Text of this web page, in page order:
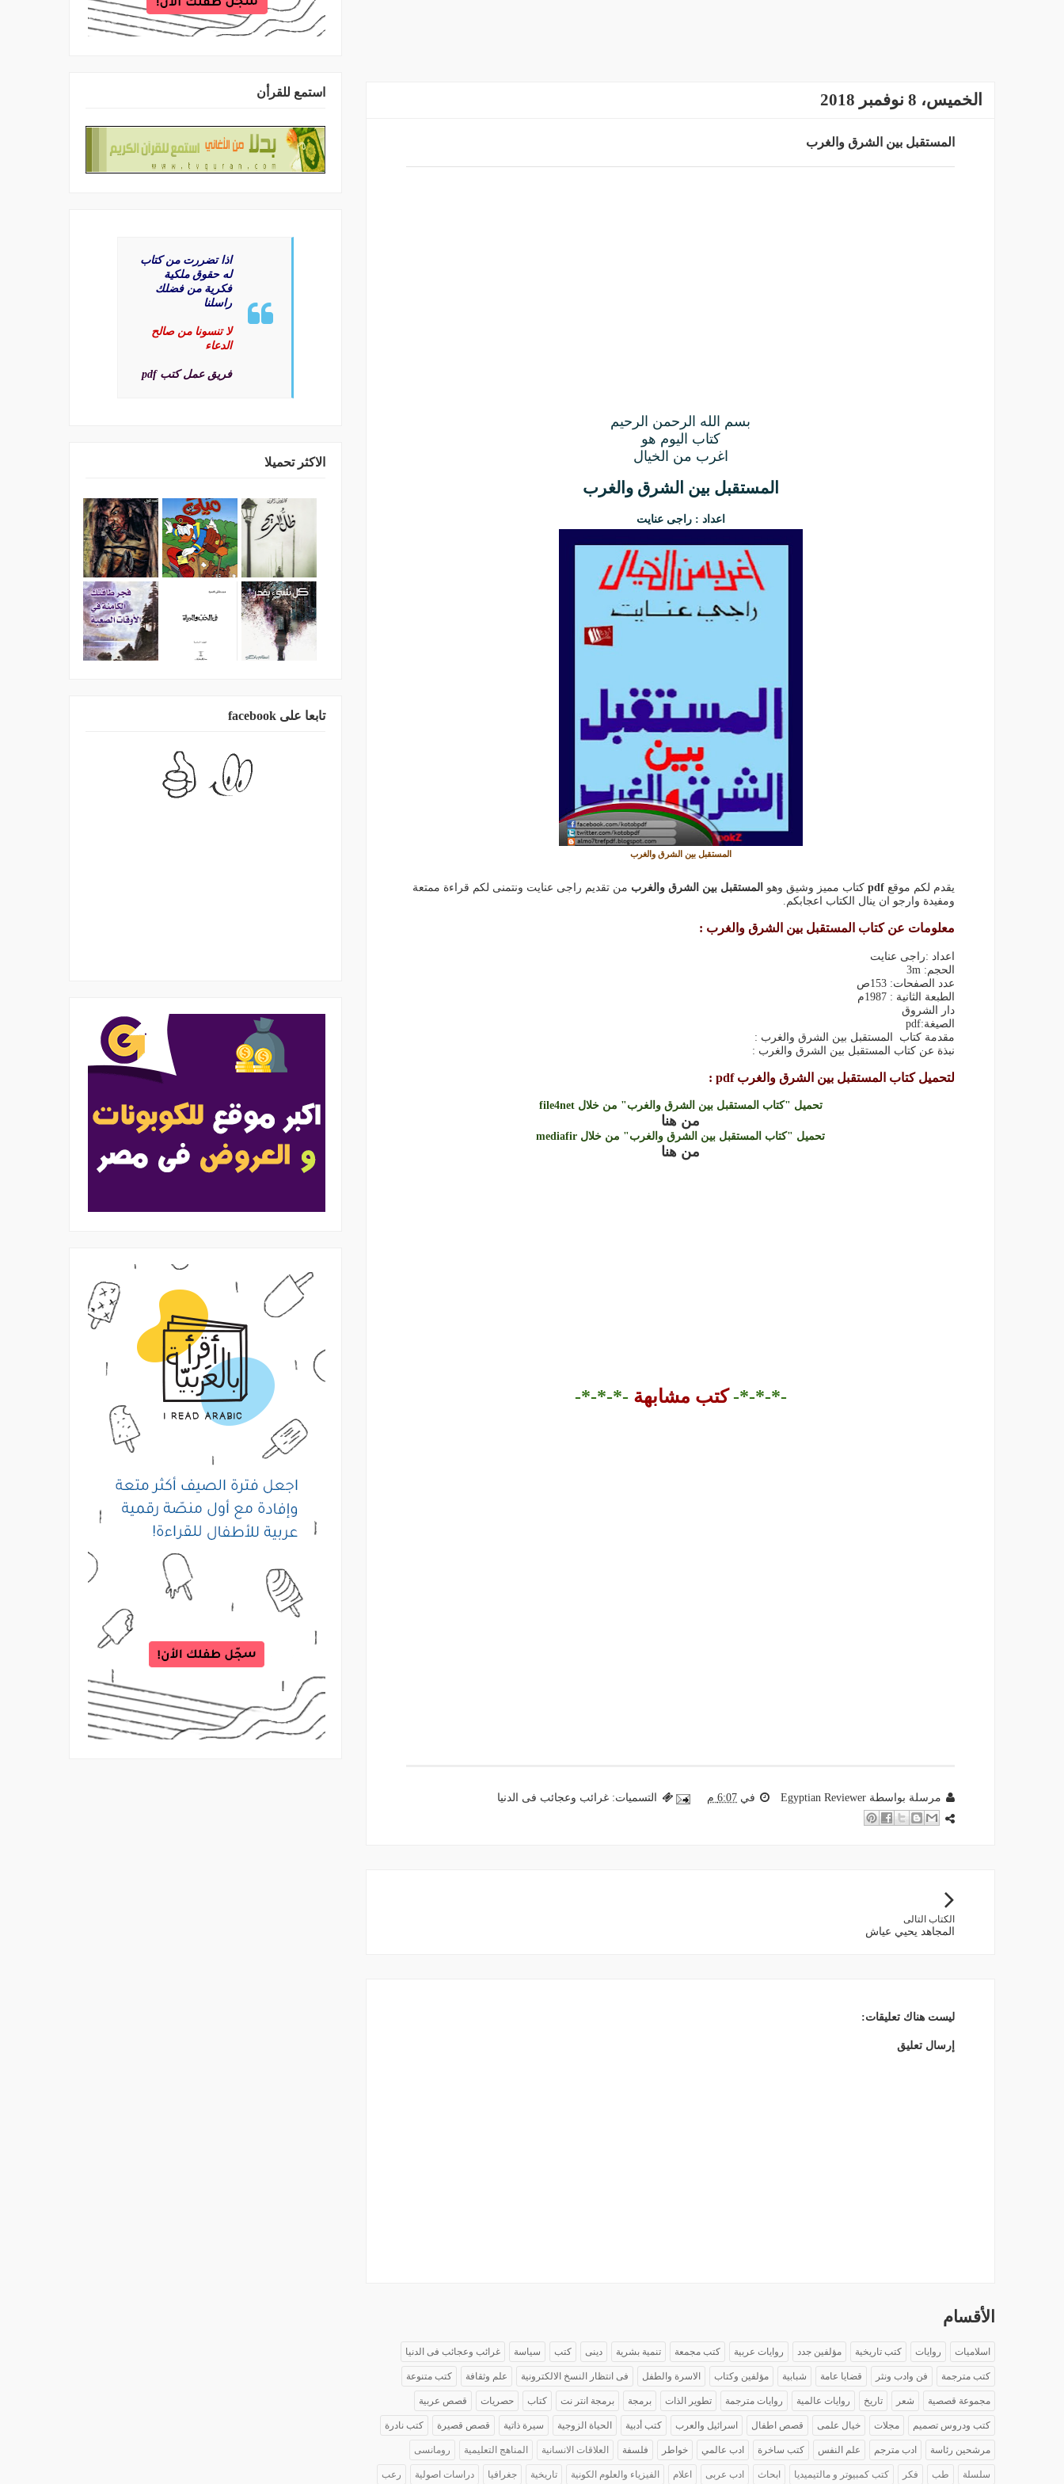
الخميس، 8 نوفمبر 2018
المستقبل بين الشرق والغرب
بسم الله الرحمن الرحيم
كتاب اليوم هو
اغرب من الخيال
المستقبل بين الشرق والغرب
اعداد : راجى عنايت
المستقبل بين الشرق والغرب
يقدم لكم موقع كتاب مميز وشيق وهو المستقبل بين الشرق والغرب من تقديم راجى عنايت ونتمنى لكم قراءة ممتعة
ومفيدة وارجو ان ينال الكتاب اعجابكم.
معلومات عن كتاب المستقبل بين الشرق والغرب :
اعداد :راجى عنايت
الحجم: 3m
عدد الصفحات: 153ص
الطبعة الثانية : 1987م
دار الشروق
الصيغة:pdf
مقدمة كتاب المستقبل بين الشرق والغرب :
نبذة عن كتاب المستقبل بين الشرق والغرب :
لتحميل كتاب المستقبل بين الشرق والغرب pdf :
تحميل "كتاب المستقبل بين الشرق والغرب" من خلال file4net
من هنا
تحميل "كتاب المستقبل بين الشرق والغرب" من خلال mediafir
من هنا
-*-*-*- كتب مشابهة -*-*-*-
مرسلة بواسطة Egyptian Reviewer في 6:07 م التسميات: غرائب وعجائب فى الدنيا
الكتاب التالى
المجاهد يحيي عياش
ليست هناك تعليقات:
إرسال تعليق
الأقسام
اسلاميات روايات كتب تاريخية مؤلفين جدد روايات عربية كتب مجمعة تنمية بشرية دينى كتب سياسة غرائب وعجائب فى الدنيا
كتب مترجمة فن وادب ونثر قضايا عامة شبابية مؤلفين وكتاب الاسرة والطفل فى انتظار النسخ الالكترونية علم وثقافة كتب متنوعة
مجموعة قصصية شعر تاريخ روايات عالمية روايات مترجمة تطوير الذات برمجة برمجة انتر نت كتاب حصريات قصص عربية
كتب ودروس تصميم مجلات خيال علمى قصص اطفال اسرائيل والعرب كتب أدبية الحياة الزوجية سيرة ذاتية قصص قصيرة كتب نادرة
مرشحين رئاسة ادب مترجم علم النفس كتب ساخرة ادب عالمي خواطر فلسفة العلاقات الانسانية المناهج التعليمية رومانسى
سلسلة طب فكر كتب كمبيوتر و مالتيميديا ابحاث ادب عربى اعلام الفيزياء والعلوم الكونية تاريخية جغرافيا دراسات اصولية رعب
استمع للقرأن
اذا تضررت من كتاب
له حقوق ملكية
فكرية من فضلك
راسلنا
لا تنسونا من صالح
الدعاء
فريق عمل كتب pdf
الاكثر تحميلا
تابعا على facebook